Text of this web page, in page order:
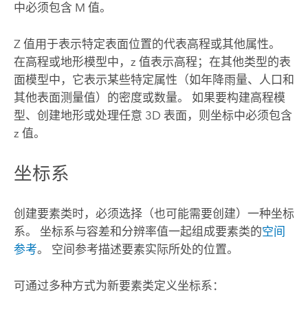
中必须包含 M 值。
Z 值用于表示特定表面位置的代表高程或其他属性。
在高程或地形模型中，z 值表示高程；在其他类型的表
面模型中，它表示某些特定属性（如年降雨量、人口和
其他表面测量值）的密度或数量。 如果要构建高程模
型、创建地形或处理任意 3D 表面，则坐标中必须包含
z 值。
坐标系
创建要素类时，必须选择（也可能需要创建）一种坐标
系。 坐标系与容差和分辨率值一起组成要素类的空间
参考。 空间参考描述要素实际所处的位置。
可通过多种方式为新要素类定义坐标系：